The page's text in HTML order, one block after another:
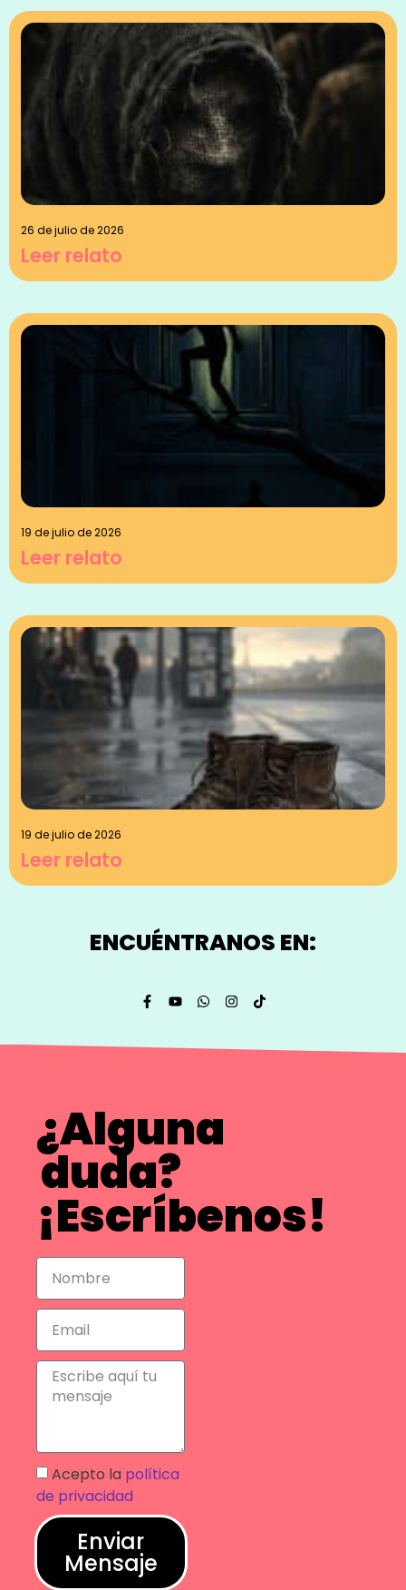
26 de julio de 2026
Leer relato
19 de julio de 2026
Leer relato
19 de julio de 2026
Leer relato
ENCUÉNTRANOS EN:
¿Alguna
duda?
¡Escríbenos!
Acepto la política
de privacidad
Enviar
Mensaje